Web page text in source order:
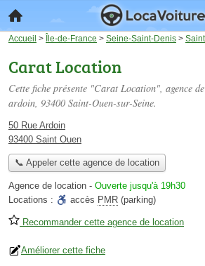
Accueil > Île-de-France > Seine-Saint-Denis >
Carat Location
Cette fiche présente "Carat Location", agence
ardoin, 93400 Saint-Ouen-sur-Seine.
50 Rue Ardoin
93400 Saint Ouen
📞 Appeler cette agence de location
Agence de location - Ouverte jusqu'à 19h30
Locations :
accès PMR (parking)
Recommander cette agence de location
Améliorer cette fiche